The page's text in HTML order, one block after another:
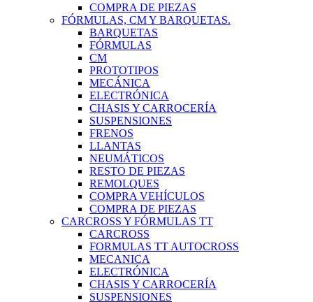
COMPRA DE PIEZAS
FÓRMULAS, CM Y BARQUETAS.
BARQUETAS
FÓRMULAS
CM
PROTOTIPOS
MECÁNICA
ELECTRÓNICA
CHASIS Y CARROCERÍA
SUSPENSIONES
FRENOS
LLANTAS
NEUMÁTICOS
RESTO DE PIEZAS
REMOLQUES
COMPRA VEHÍCULOS
COMPRA DE PIEZAS
CARCROSS Y FÓRMULAS TT
CARCROSS
FORMULAS TT AUTOCROSS
MECANICA
ELECTRÓNICA
CHASIS Y CARROCERÍA
SUSPENSIONES